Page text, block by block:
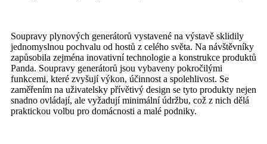
Soupravy plynových generátorů vystavené na výstavě sklidily
jednomyslnou pochvalu od hostů z celého světa. Na návštěvníky
zapůsobila zejména inovativní technologie a konstrukce produktů
Panda. Soupravy generátorů jsou vybaveny pokročilými
funkcemi, které zvyšují výkon, účinnost a spolehlivost. Se
zaměřením na uživatelsky přívětivý design se tyto produkty nejen
snadno ovládají, ale vyžadují minimální údržbu, což z nich dělá
praktickou volbu pro domácnosti a malé podniky.